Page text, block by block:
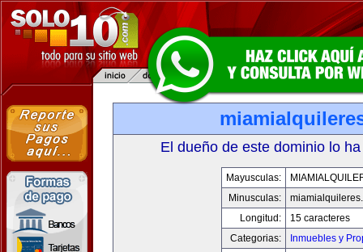
El dueño de este dominio lo
Mayusculas:
Minusculas:
Longitud:
15 caracteres
Categorias:
Inmuebles y